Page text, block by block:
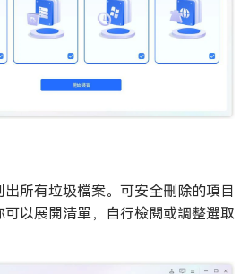
所有垃圾檔案。可安全刪除的項目
以展開清單，自行檢閱或調整選取